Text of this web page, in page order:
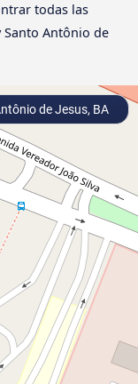
todas las
Santo Antônio de
de Jesus, BA